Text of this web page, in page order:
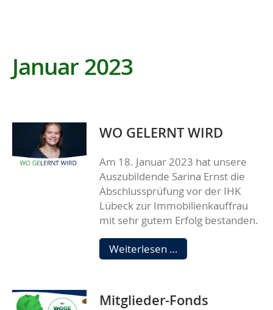
Januar 2023
WO GELERNT WIRD
Am 18. Januar 2023 hat unsere
Auszubildende Sarina Ernst die
Abschlussprüfung vor der IHK
Lübeck zur Immobilienkauffrau
mit sehr gutem Erfolg bestanden.
Weiterlesen … WO
GELERNT
Mitglieder-Fonds